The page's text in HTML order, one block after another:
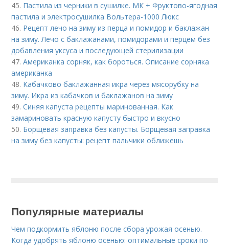
45. Пастила из черники в сушилке. МК + Фруктово-ягодная
пастила и электросушилка Вольтера-1000 Люкс
46. Рецепт лечо на зиму из перца и помидор и баклажан
на зиму. Лечо с баклажанами, помидорами и перцем без
добавления уксуса и последующей стерилизации
47.Американка сорняк, как бороться. Описание сорняка
американка
48. Кабачково баклажанная икра через мясорубку на
зиму. Икра из кабачков и баклажанов на зиму
49.Синяя капуста рецепты маринованная. Как
замариновать красную капусту быстро и вкусно
50. Борщевая заправка без капусты. Борщевая заправка
на зиму без капусты: рецепт пальчики оближешь
Популярные материалы
Чем подкормить яблоню после сбора урожая осенью.
Когда удобрять яблоню осенью: оптимальные сроки по